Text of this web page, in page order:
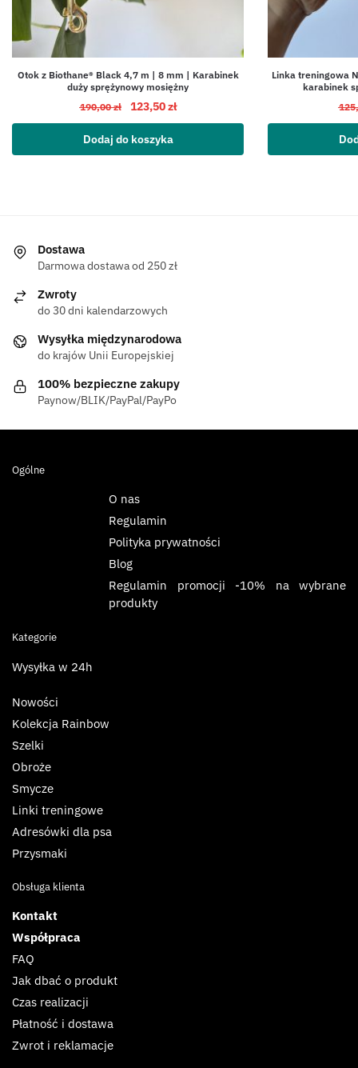
Otok z Biothane® Black 4,7 m | 8 mm | Karabinek
duży sprężynowy mosiężny
190,00zł 123,50zł
Dodaj do koszyka
Linka treningowa
karabinek
Dostawa
Darmowa dostawa od 250 zł
Zwroty
do 30 dni kalendarzowych
Wysyłka międzynarodowa
do krajów Unii Europejskiej
100% bezpieczne zakupy
Paynow/BLIK/PayPal/PayPo
Ogólne
O nas
Regulamin
Polityka prywatności
Blog
Regulamin promocji -10% na wybrane
produkty
Kategorie
Wysyłka w 24h
Nowości
Kolekcja Rainbow
Szelki
Obroże
Smycze
Linki treningowe
Adresówki dla psa
Przysmaki
Obsługa klienta
Kontakt
Współpraca
FAQ
Jak dbać o produkt
Czas realizacji
Płatność i dostawa
Zwrot i reklamacje